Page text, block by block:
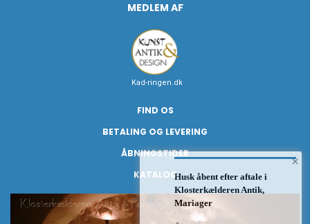
MEDLEM AF
Kad-ringen.dk
FIND OS
BETALING OG LEVERING
ÅBNINGSTIDER
KATALOG
×
Husk åbent efter aftale i
Klosterkælderen Antik,
Mariager